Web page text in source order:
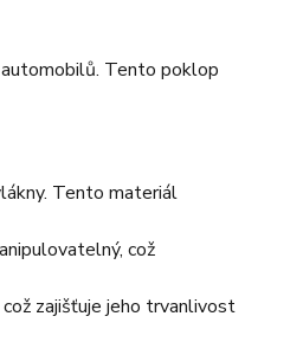
Tento poklop
Tento materiál
což
zajišťuje jeho trvanlivost